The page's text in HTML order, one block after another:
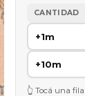
CANTIDAD
+1m
+10m
Tocá una